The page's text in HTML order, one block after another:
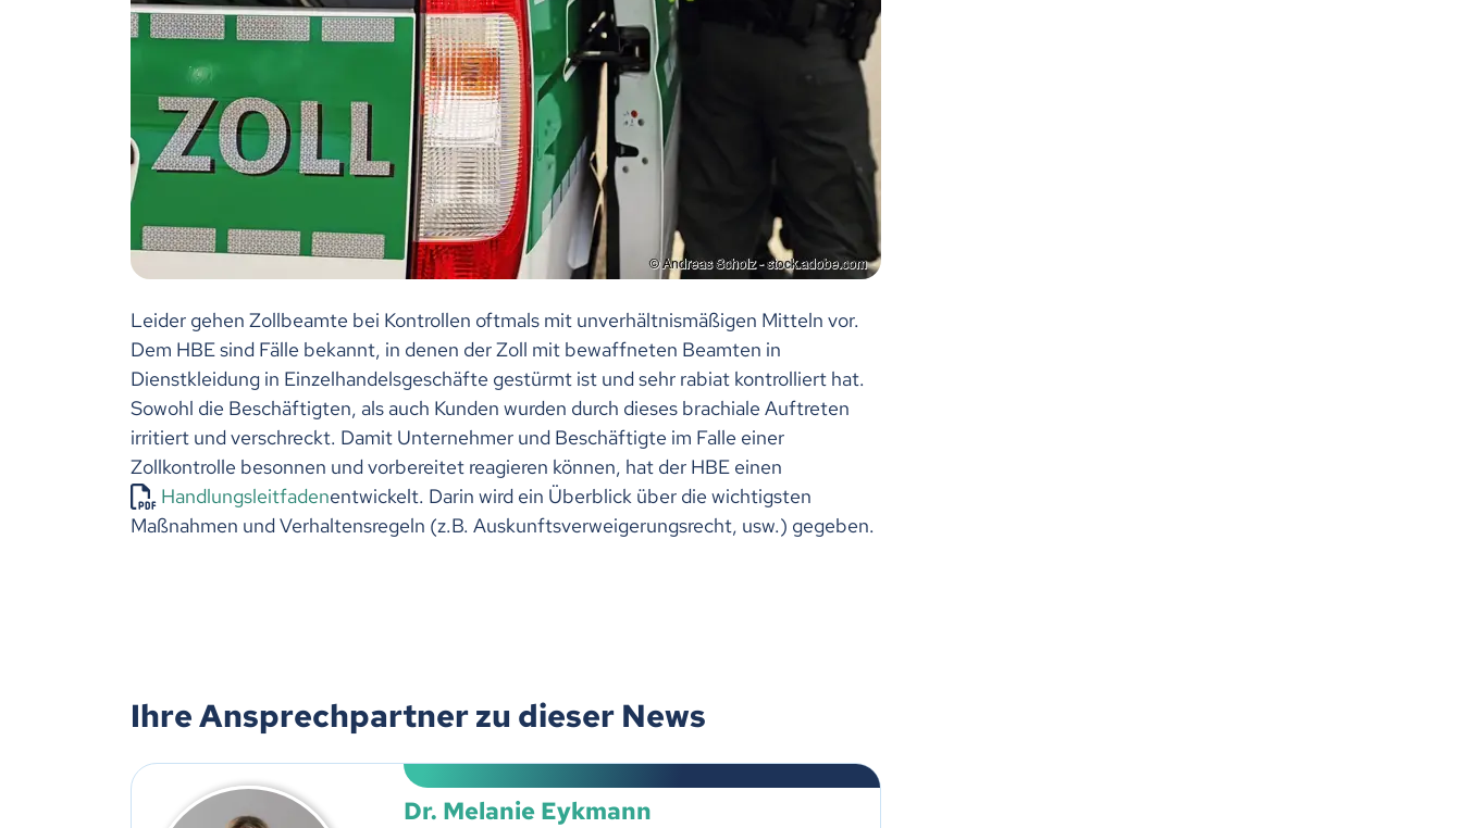
Leider gehen Zollbeamte bei Kontrollen oftmals mit unverhältnismäßigen Mitteln vor.
Dem HBE sind Fälle bekannt, in denen der Zoll mit bewaffneten Beamten in
Dienstkleidung in Einzelhandelsgeschäfte gestürmt ist und sehr rabiat kontrolliert hat.
Sowohl die Beschäftigten, als auch Kunden wurden durch dieses brachiale Auftreten
irritiert und verschreckt. Damit Unternehmer und Beschäftigte im Falle einer
Zollkontrolle besonnen und vorbereitet reagieren können, hat der HBE einen
Handlungsleitfadenentwickelt. Darin wird ein Überblick über die wichtigsten
Maßnahmen und Verhaltensregeln (z.B. Auskunftsverweigerungsrecht, usw.) gegeben.
Ihre Ansprechpartner zu dieser News
Dr. Melanie Eykmann